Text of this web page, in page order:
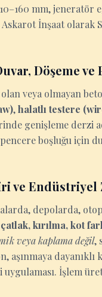
mm, jeneratör
İnşaat olarak
Döşeme ve
olan veya olmayan
,halatlı testere
genişleme derzi
boşluğu için
ve Endüstriyel
depolarda,
çatlak, kırılma, kot
veya kaplama değil,
aşınmaya
İşlem